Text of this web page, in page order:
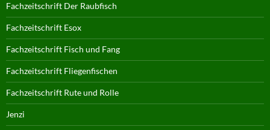
Fachzeitschrift Der Raubfisch
Fachzeitschrift Esox
Fachzeitschrift Fisch und Fang
Fachzeitschrift Fliegenfischen
Fachzeitschrift Rute und Rolle
Jenzi